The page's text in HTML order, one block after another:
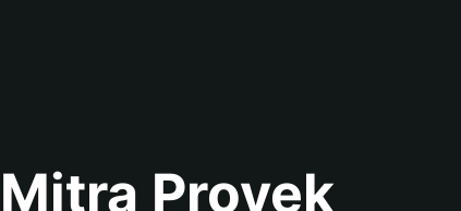
Mitra Proyek